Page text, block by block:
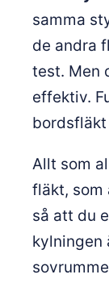
samma
de andra
test. Men
effektiv.
Allt som
fläkt, som
så att du
kylningen